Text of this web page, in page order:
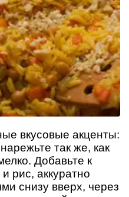
вкусовые акценты:
так же, как
Добавьте к
рис, аккуратно
снизу вверх, через